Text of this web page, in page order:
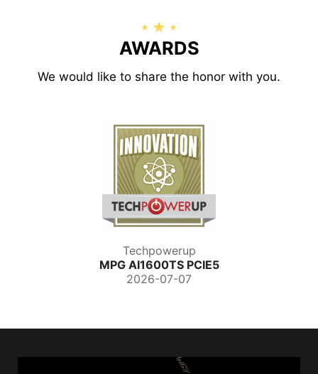
AWARDS
We would like to share the honor with you.
Techpowerup
MPG AI1600TS PCIE5
2026-07-07